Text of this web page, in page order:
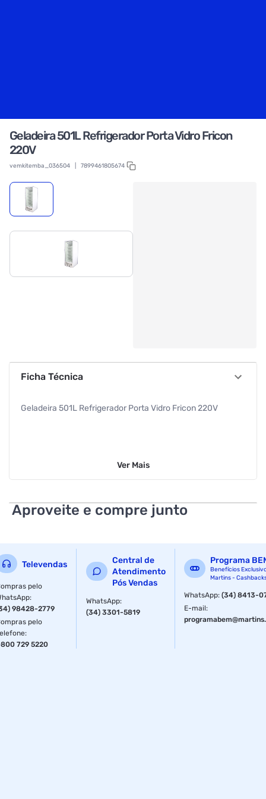
Geladeira 501L Refrigerador Porta Vidro Fricon
220V
vemkitemba_036504 7899461805674
Ficha Técnica
Geladeira 501L Refrigerador Porta Vidro Fricon 220V
Ver Mais
Aproveite e compre junto
Televendas
pelo
:
98428-2779
pelo
:
729 5220
Central de
Atendimento
Pós Vendas
WhatsApp:
(34) 3301-5819
Programa
Benefícios
Martins -
WhatsApp:(34) 8413-
E-mail: